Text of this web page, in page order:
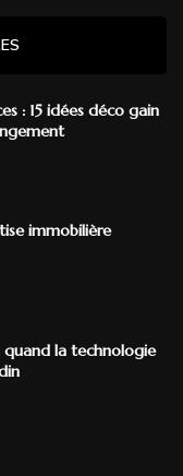
: 15 idées déco gain
immobilière
quand la technologie